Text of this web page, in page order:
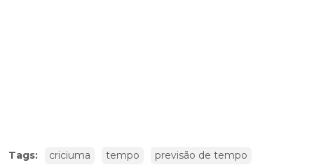
Tags: criciuma tempo previsão de tempo